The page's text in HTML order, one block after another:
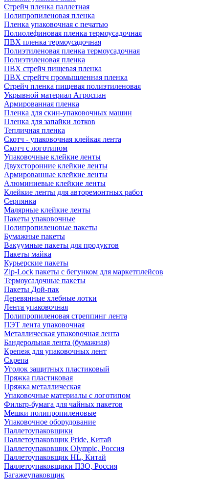
Стрейч пленка паллетная
Полипропиленовая пленка
Пленка упаковочная с печатью
Полиолефиновая пленка термоусадочная
ПВХ пленка термоусадочная
Полиэтиленовая пленка термоусадочная
Полиэтиленовая пленка
ПВХ стрейч пищевая пленка
ПВХ стрейтч промышленная пленка
Стрейч пленка пищевая полиэтиленовая
Укрывной материал Агроспан
Армированная пленка
Пленка для скин-упаковочных машин
Пленка для запайки лотков
Тепличная пленка
Скотч - упаковочная клейкая лента
Скотч с логотипом
Упаковочные клейкие ленты
Двухсторонние клейкие ленты
Армированные клейкие ленты
Алюминиевые клейкие ленты
Клейкие ленты для авторемонтных работ
Серпянка
Малярные клейкие ленты
Пакеты упаковочные
Полипропиленовые пакеты
Бумажные пакеты
Вакуумные пакеты для продуктов
Пакеты майка
Курьерские пакеты
Zip-Lock пакеты с бегунком для маркетплейсов
Термоусадочные пакеты
Пакеты Дой-пак
Деревянные хлебные лотки
Лента упаковочная
Полипропиленовая стреппинг лента
ПЭТ лента упаковочная
Металлическая упаковочная лента
Бандерольная лента (бумажная)
Крепеж для упаковочных лент
Скрепа
Уголок защитных пластиковый
Пряжка пластиковая
Пряжка металлическая
Упаковочные материалы с логотипом
Фильтр-бумага для чайных пакетов
Мешки полипропиленовые
Упаковочное оборудование
Паллетоупаковщики
Паллетоупаковщик Pride, Китай
Паллетоупаковщик Olympic, Россия
Паллетоупаковщик HL, Китай
Паллетоупаковщики ПЗО, Россия
Багажеупаковщик